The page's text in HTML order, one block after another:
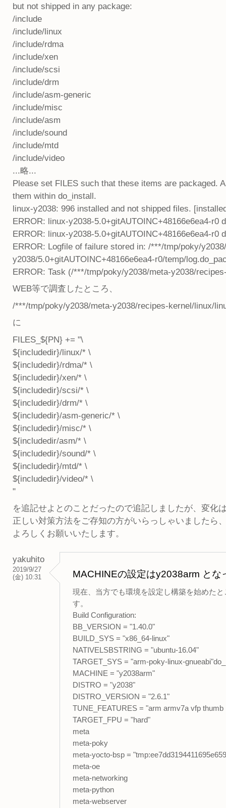
but not shipped in any package:
/include
/include/linux
/include/rdma
/include/xen
/include/scsi
/include/drm
/include/asm-generic
/include/misc
/include/asm
/include/sound
/include/mtd
/include/video
...略...
Please set FILES such that these items are packaged.
them within do_install.
linux-y2038: 996 installed and not shipped files.
ERROR: linux-y2038-5.0+gitAUTOINC+48166e6ea4-
ERROR: linux-y2038-5.0+gitAUTOINC+48166e6ea4-r0
ERROR: Logfile of failure stored in: /***/tmp/poky/
y2038/5.0+gitAUTOINC+48166e6ea4-r0/temp/
ERROR: Task (/***/tmp/poky/y2038/meta-y2038/
WEB等で調査したところ、
/***/tmp/poky/y2038/meta-y2038/recipes-kernel/linux/
に
FILES_${PN} += "\
${includedir}/linux/* \
${includedir}/rdma/* \
${includedir}/xen/* \
${includedir}/scsi/* \
${includedir}/drm/* \
${includedir}/asm-generic/* \
${includedir}/misc/* \
${includedir/asm/* \
${includedir}/sound/* \
${includedir}/mtd/* \
${includedir}/video/* \
"
を追記せよとのことだったので追記しましたが、変化
正しい対策方法をご存知の方がいらっしゃいましたら
よろしくお願いいたします。
yakuhito
2019/9/27
(金) 10:31
MACHINEの設定はy2038arm とな
現在、当方でも環境を設定し構築を始めた
す。
Build Configuration:
BB_VERSION = "1.40.0"
BUILD_SYS = "x86_64-linux"
NATIVELSBSTRING = "ubuntu-16.04"
TARGET_SYS = "arm-poky-linux-
MACHINE = "y2038arm"
DISTRO = "y2038"
DISTRO_VERSION = "2.6.1"
TUNE_FEATURES = "arm armv7a vfp thumb
TARGET_FPU = "hard"
meta
meta-poky
meta-yocto-bsp =
meta-oe
meta-networking
meta-python
meta-webserver